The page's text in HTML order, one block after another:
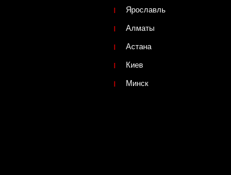
Ярославль
Алматы
Астана
Киев
Минск